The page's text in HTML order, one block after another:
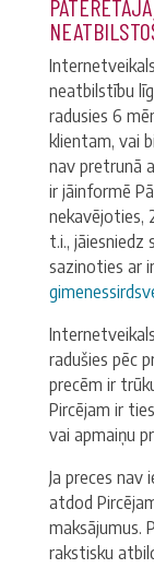
neatbilstību
radusies 6
klientam, vai
nav pretrunā
ir jāinformē
nekavējoties,
t.i., jāiesniedz
sazinoties ar
radušies pēc
precēm ir
Pircējam ir
vai apmaiņu
Ja preces nav
atdod
maksājumus.
rakstisku